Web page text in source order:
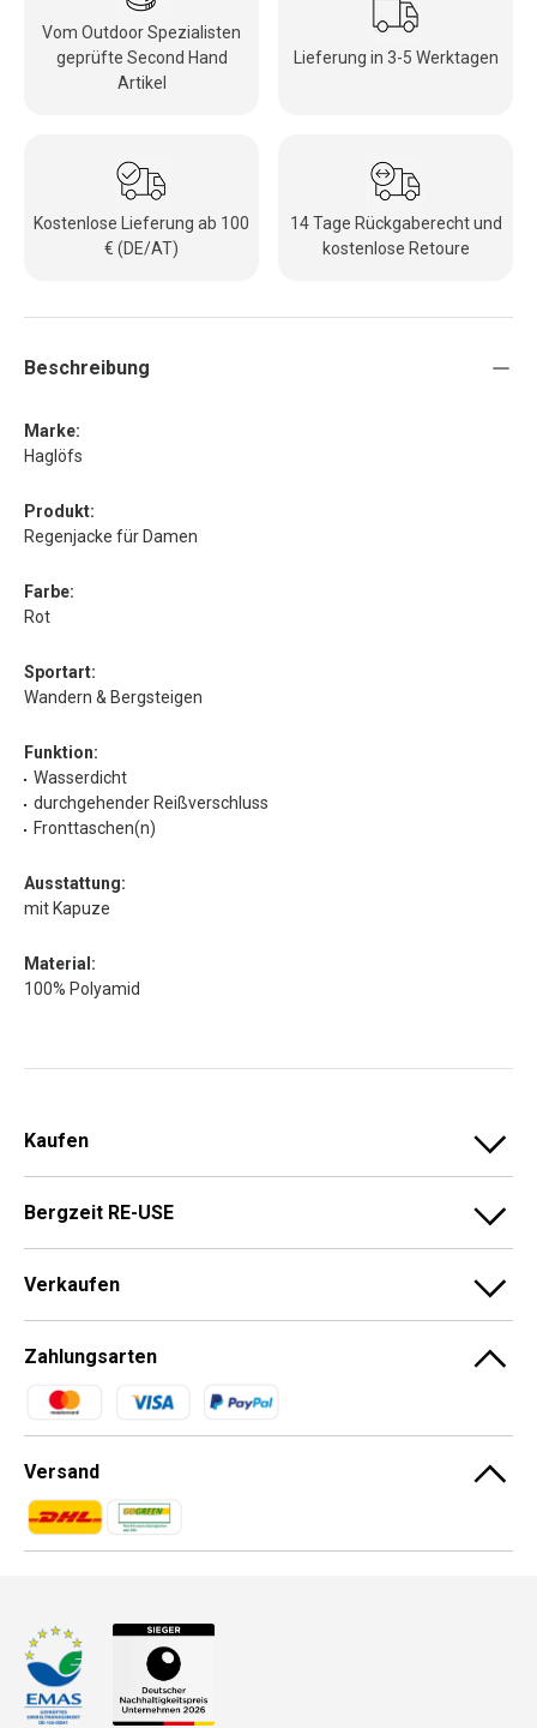
Vom Outdoor Spezialisten
geprüfte Second Hand
Artikel
Lieferung in 3-5 Werktagen
Kostenlose Lieferung ab 100
€ (DE/AT)
14 Tage Rückgaberecht und
kostenlose Retoure
Beschreibung
Marke:
Haglöfs
Produkt:
Regenjacke für Damen
Farbe:
Rot
Sportart:
Wandern & Bergsteigen
Funktion:
Wasserdicht
durchgehender Reißverschluss
Fronttaschen(n)
Ausstattung:
mit Kapuze
Material:
100% Polyamid
Kaufen
Bergzeit RE-USE
Verkaufen
Zahlungsarten
Zahlungsmethoden
Versand
Zahlungsmethoden
Zahlungsmethoden